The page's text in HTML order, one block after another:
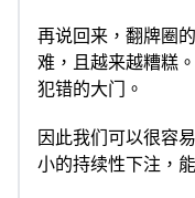
再说回来，翻牌圈
难，且越来越糟糕
犯错的大门。
因此我们可以很容
小的持续性下注，